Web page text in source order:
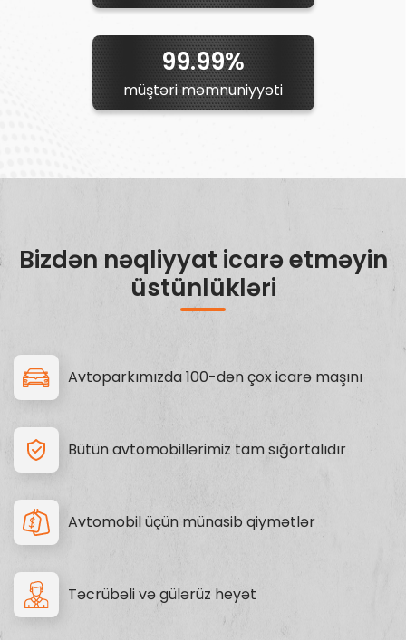
99.99%
müştəri məmnuniyyəti
Bizdən nəqliyyat icarə etməyin
üstünlükləri
Avtoparkımızda 100-dən çox icarə maşını
Bütün avtomobillərimiz tam sığortalıdır
Avtomobil üçün münasib qiymətlər
Təcrübəli və gülərüz heyət